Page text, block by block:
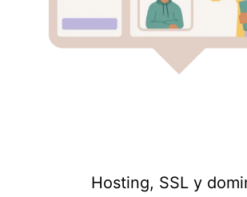
Hosting, SSL y